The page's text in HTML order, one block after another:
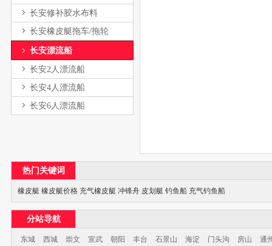
长安修补胶水布料
长安橡皮艇拖车/拖轮
长安漂流船
长安2人漂流船
长安4人漂流船
长安6人漂流船
热门关键词
橡皮艇 橡皮艇价格 充气橡皮艇 冲锋舟 皮划艇 钓鱼船 充气钓鱼船
分站导航
东城 西城 崇文 宣武 朝阳 丰台 石景山 海淀 门头沟 房山
通